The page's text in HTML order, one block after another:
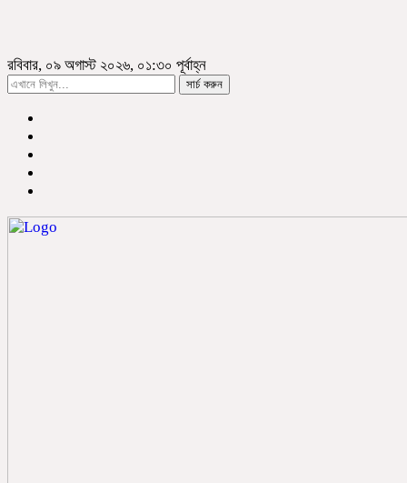
রবিবার, ০৯ অগাস্ট ২০২৬, ০১:৩০ পূর্বাহ্ন
সার্চ করুন